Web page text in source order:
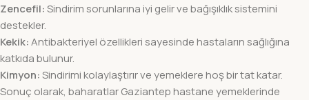
Zencefil:Sindirim sorunlarına iyi gelir ve bağışıklık sistemini
destekler.
Kekik:Antibakteriyel özellikleri sayesinde hastaların sağlığına
katkıda bulunur.
Kimyon:Sindirimi kolaylaştırır ve yemeklere hoş bir tat katar.
Sonuç olarak, baharatlar Gaziantep hastane yemeklerinde